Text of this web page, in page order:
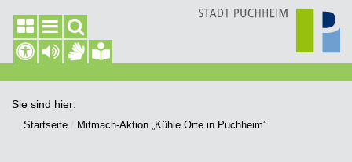
Sie sind hier:
Startseite Mitmach-Aktion „Kühle Orte in Puchheim”